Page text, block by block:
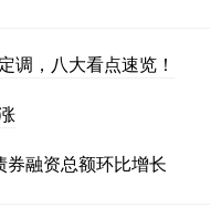
调，八大看点速览！
融资总额环比增长